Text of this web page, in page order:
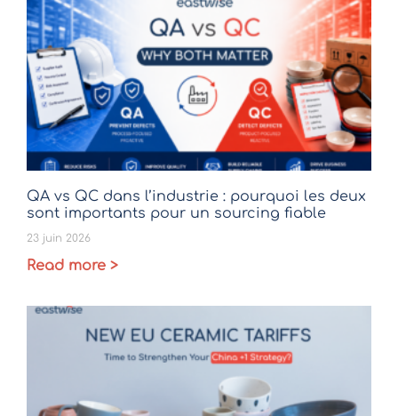
QA vs QC dans l’industrie : pourquoi les deux
sont importants pour un sourcing fiable
23 juin 2026
Read more >